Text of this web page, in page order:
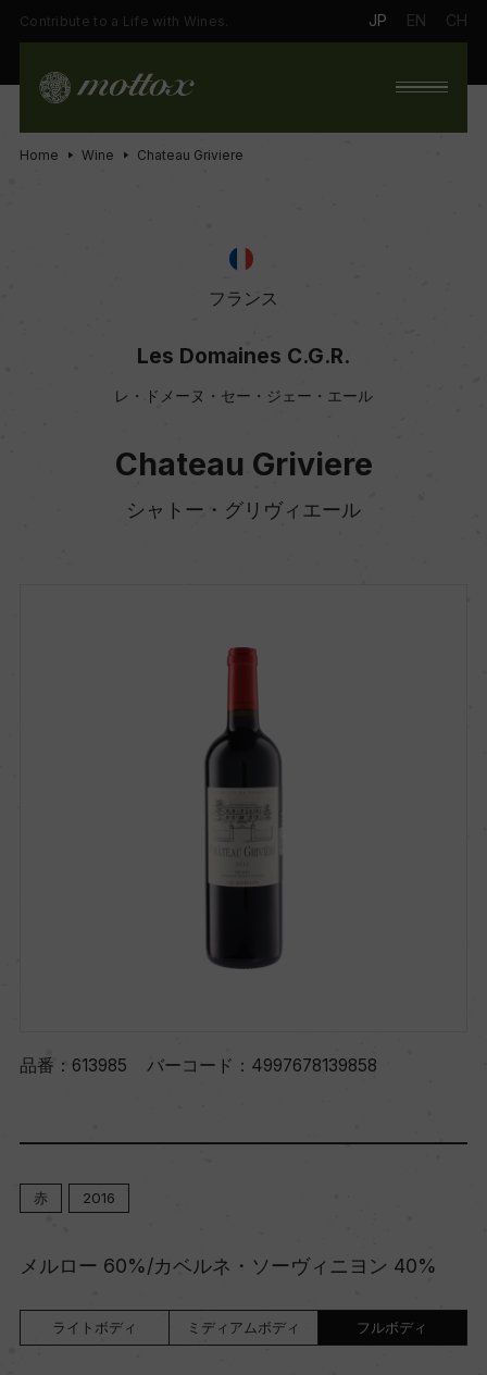
Contribute to a Life with Wines. JP EN CH
Home Wine Chateau Griviere
フランス
Les Domaines C.G.R.
レ・ドメーヌ・セー・ジェー・エール
Chateau Griviere
シャトー・グリヴィエール
品番： 613985 バーコード： 4997678139858
赤 2016
メルロー 60%/カベルネ・ソーヴィニヨン 40%
ライトボディ ミディアムボディ フルボディ